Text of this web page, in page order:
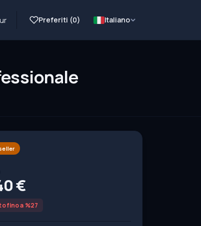
Preferiti (0) Italiano
€
fino a %27